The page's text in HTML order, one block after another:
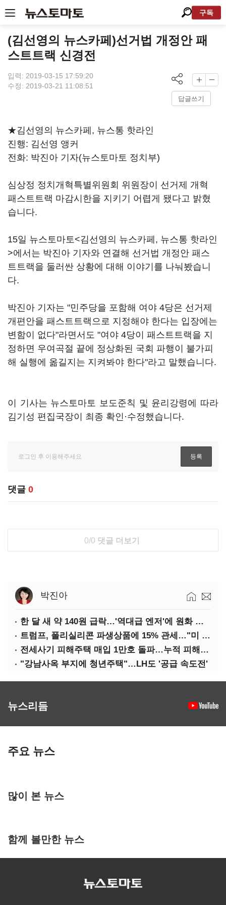
구독
(김선영의 뉴스카페)선거법 개정안 패
스트트랙 신경전
입력: 2019-03-15 17:59:20
수정: 2019-03-21 11:08:51
답글쓰기
★김선영의 뉴스카페, 뉴스통 핫라인
진행: 김선영 앵커
전화: 박진아 기자(뉴스토마토 정치부)
심상정 정치개혁특별위원회 위원장이 선거제 개혁
패스트트랙 마감시한을 지키기 어렵게 됐다고 밝혔
습니다.
15일 뉴스토마토<김선영의 뉴스카페, 뉴스통 핫라인
>에서는 박진아 기자와 연결해 선거법 개정안 패스
트트랙을 둘러싼 상황에 대해 이야기를 나눠봤습니
다.
박진아 기자는 "민주당을 포함해 여야 4당은 선거제
개편안을 패스트트랙으로 지정해야 한다는 입장에는
변함이 없다"라면서도 "여야 4당이 패스트트랙을 지
정하면 우여곡절 끝에 정상화된 국회 파행이 불가피
해 실행에 옮길지는 지켜봐야 한다"라고 말했습니다.
이 기사는 뉴스토마토 보도준칙 및 윤리강령에 따라
김기성 편집국장이 최종 확인·수정했습니다.
댓글 0
0/0 댓글 더보기
박진아
한 달 새 약 140원 급락…'역대급 엔저'에 원화 변곡점
트럼프, 폴리실리콘 파생상품에 15% 관세…"미 산업 재건"
전세사기 피해주택 매입 1만호 돌파…누적 피해자 4만278명
"강남사옥 부지에 청년주택"…LH도 '공급 속도전'
뉴스리듬
주요 뉴스
많이 본 뉴스
함께 볼만한 뉴스